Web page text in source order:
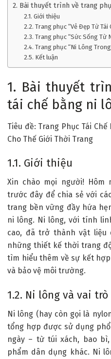
2. Bài thuyết trình về trang
2.1. Giới thiệu
2.2. Trang phục “Vẻ Đẹp Từ Tái
2.3. Trang phục “Sức Sống Từ
2.4. Trang phục “Ni Lông
2.5. Kết luận
1. Bài thuyết
tái chế bằng ni
Tiêu đề: Trang Phục Tái
Cho Thế Giới Thời Trang
1.1. Giới thiệu
Xin chào mọi người!
trước đây để chia sẻ với
trang bền vững đầy hứa
ni lông. Ni lông, với tính
cao, đã trở thành vật liệu
những thiết kế thời trang
tìm hiểu thêm về sự kết
và bảo vệ môi trường.
1.2. Ni lông và vai
Ni lông (hay còn gọi là
tổng hợp được sử dụng
ngày – từ túi xách, bao
phẩm dân dụng khác. Ni